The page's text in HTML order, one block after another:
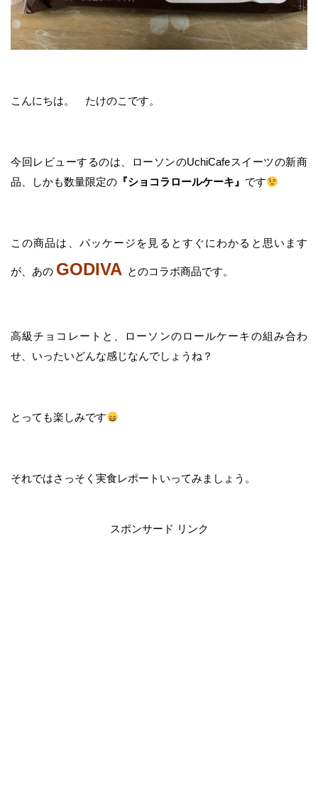
こんにちは。 たけのこです。
今回レビューするのは、ローソンのUchiCafeスイーツの新商
品、しかも数量限定の 『ショコラロールケーキ』 です
この商品は、パッケージを見るとすぐにわかると思います
が、あの GODIVA とのコラボ商品です。
高級チョコレートと、ローソンのロールケーキの組み合わ
せ、いったいどんな感じなんでしょうね？
とっても楽しみです
それではさっそく実食レポートいってみましょう。
スポンサード リンク